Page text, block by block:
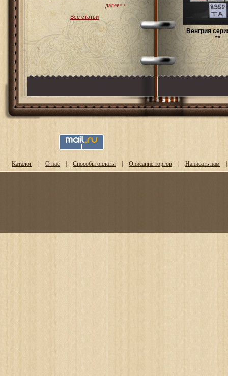
далее>>
Все статьи
Венгрия
**
Каталог | О нас | Способы оплаты | Описание торгов | Написать нам |